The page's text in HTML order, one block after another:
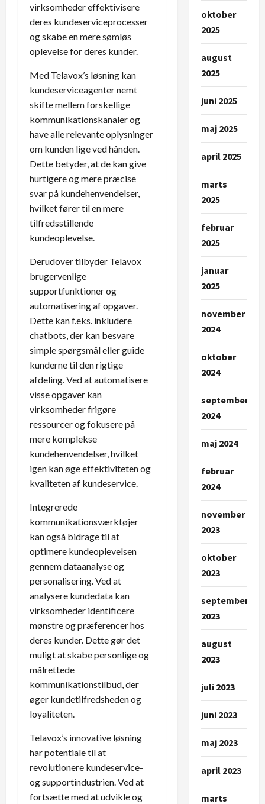
virksomheder effektivisere
deres kundeserviceprocesser
og skabe en mere sømløs
oplevelse for deres kunder.
Med Telavox’s løsning kan
kundeserviceagenter nemt
skifte mellem forskellige
kommunikationskanaler og
have alle relevante oplysninger
om kunden lige ved hånden.
Dette betyder, at de kan give
hurtigere og mere præcise
svar på kundehenvendelser,
hvilket fører til en mere
tilfredsstillende
kundeoplevelse.
Derudover tilbyder Telavox
brugervenlige
supportfunktioner og
automatisering af opgaver.
Dette kan f.eks. inkludere
chatbots, der kan besvare
simple spørgsmål eller guide
kunderne til den rigtige
afdeling. Ved at automatisere
visse opgaver kan
virksomheder frigøre
ressourcer og fokusere på
mere komplekse
kundehenvendelser, hvilket
igen kan øge effektiviteten og
kvaliteten af kundeservice.
Integrerede
kommunikationsværktøjer
kan også bidrage til at
optimere kundeoplevelsen
gennem dataanalyse og
personalisering. Ved at
analysere kundedata kan
virksomheder identificere
mønstre og præferencer hos
deres kunder. Dette gør det
muligt at skabe personlige og
målrettede
kommunikationstilbud, der
øger kundetilfredsheden og
loyaliteten.
Telavox’s innovative løsning
har potentiale til at
revolutionere kundeservice-
og supportindustrien. Ved at
fortsætte med at udvikle og
oktober
2025
august
2025
juni 2025
maj 2025
april 2025
marts
2025
februar
2025
januar
2025
november
2024
oktober
2024
september
2024
maj 2024
februar
2024
november
2023
oktober
2023
september
2023
august
2023
juli 2023
juni 2023
maj 2023
april 2023
marts